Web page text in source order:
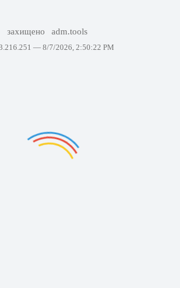
захищено adm.tools
— 8/7/2026, 2:50:22 PM